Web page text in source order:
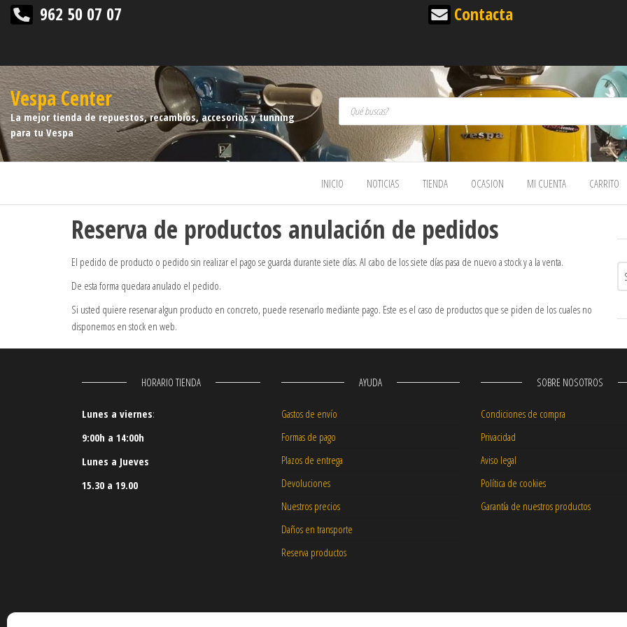
962 50 07 07 Contacta
Vespa Center
La mejor tienda de repuestos, recambios, accesorios y tunning
para tu Vespa
Búsqueda de productos
INICIO NOTICIAS TIENDA OCASION MI CUENTA CARRITO
Reserva de productos anulación de pedidos
El pedido de producto o pedido sin realizar el pago se guarda durante siete días. Al cabo de los siete días pasa de nuevo a stock y a la venta.
De esta forma quedara anulado el pedido.
Si usted quiere reservar algun producto en concreto, puede reservarlo mediante pago. Este es el caso de productos que se piden de los cuales no
disponemos en stock en web.
HORARIO TIENDA
Lunes a viernes:
9:00h a 14:00h
Lunes a Jueves
15.30 a 19.00
AYUDA
Gastos de envío
Formas de pago
Plazos de entrega
Devoluciones
Nuestros precios
Daños en transporte
Reserva productos
SOBRE NOSOTROS
Condiciones de compra
Privacidad
Aviso legal
Política de cookies
Garantía de nuestros productos